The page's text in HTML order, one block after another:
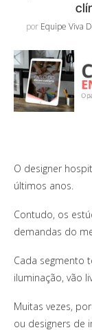
por Equipe Viva
O designer
últimos anos.
Contudo, os
demandas do
Cada segmento
iluminação, vão
Muitas vezes,
ou designers de